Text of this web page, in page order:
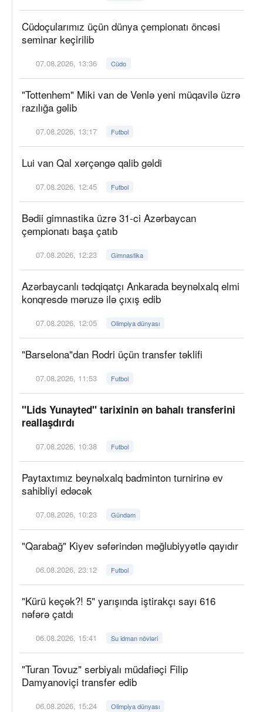
Cüdoçularımız üçün dünya çempionatı öncəsi
seminar keçirilib
07.08.2026, 13:36 Cüdo
"Tottenhem" Miki van de Venlə yeni müqavilə üzrə
razılığa gəlib
07.08.2026, 13:17 Futbol
Lui van Qal xərçəngə qalib gəldi
07.08.2026, 12:45 Futbol
Bədii gimnastika üzrə 31-ci Azərbaycan
çempionatı başa çatıb
07.08.2026, 12:23 Gimnastika
Azərbaycanlı tədqiqatçı Ankarada beynəlxalq elmi
konqresdə məruzə ilə çıxış edib
07.08.2026, 12:05 Olimpiya dünyası
"Barselona"dan Rodri üçün transfer təklifi
07.08.2026, 11:53 Futbol
"Lids Yunayted" tarixinin ən bahalı transferini
reallaşdırdı
07.08.2026, 10:38 Futbol
Paytaxtımız beynəlxalq badminton turnirinə ev
sahibliyi edəcək
07.08.2026, 10:23 Gündəm
"Qarabağ" Kiyev səfərindən məğlubiyyətlə qayıdır
06.08.2026, 23:12 Futbol
"Kürü keçək?! 5" yarışında iştirakçı sayı 616
nəfərə çatdı
06.08.2026, 15:41 Su idman növləri
"Turan Tovuz" serbiyalı müdafiəçi Filip
Damyanoviçi transfer edib
06.08.2026, 15:24 Olimpiya dünyası